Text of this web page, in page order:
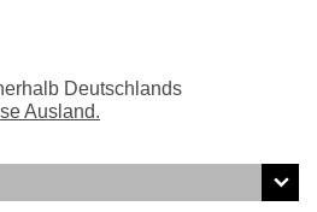
Deutschlands
Ausland.